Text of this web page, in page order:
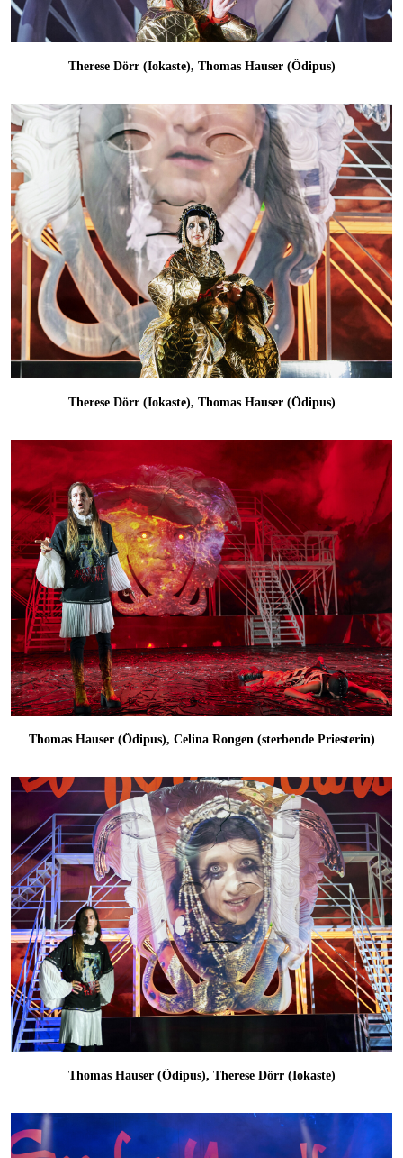
Therese Dörr (Iokaste), Thomas Hauser (Ödipus)
Therese Dörr (Iokaste), Thomas Hauser (Ödipus)
Thomas Hauser (Ödipus), Celina Rongen (sterbende Priesterin)
Thomas Hauser (Ödipus), Therese Dörr (Iokaste)